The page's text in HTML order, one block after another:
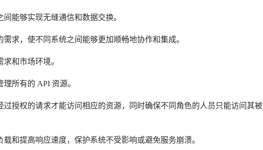
间能够实现无缝通信和数据交换。
需求，使不同系统之间能够更加顺畅地协作和集成。
和市场环境。
所有的 API 资源。
过授权的请求才能访问相应的资源，同时确保不同角色的人员只能访问其被
和提高响应速度，保护系统不受影响或避免服务崩溃。